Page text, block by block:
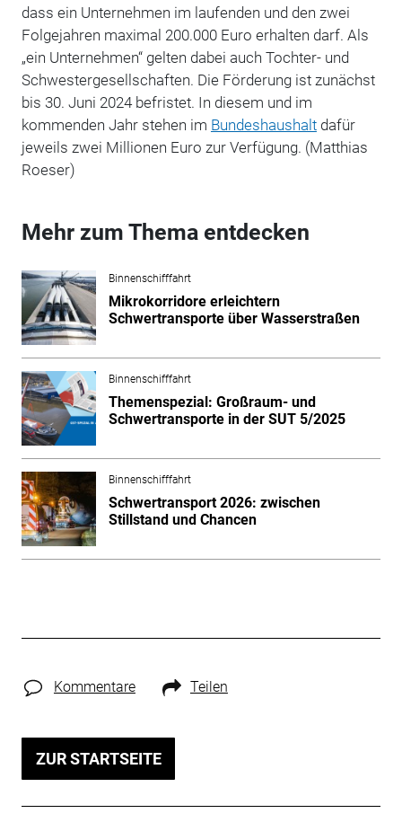
dass ein Unternehmen im laufenden und den zwei
Folgejahren maximal 200.000 Euro erhalten darf. Als
„ein Unternehmen“ gelten dabei auch Tochter- und
Schwestergesellschaften. Die Förderung ist zunächst
bis 30. Juni 2024 befristet. In diesem und im
kommenden Jahr stehen im Bundeshaushaltdafür
jeweils zwei Millionen Euro zur Verfügung. (Matthias
Roeser)
Mehr zum Thema entdecken
Binnenschifffahrt
Mikrokorridore erleichtern
Schwertransporte über Wasserstraßen
Binnenschifffahrt
Themenspezial: Großraum- und
Schwertransporte in der SUT 5/2025
Binnenschifffahrt
Schwertransport 2026: zwischen
Stillstand und Chancen
Kommentare Teilen
ZUR STARTSEITE